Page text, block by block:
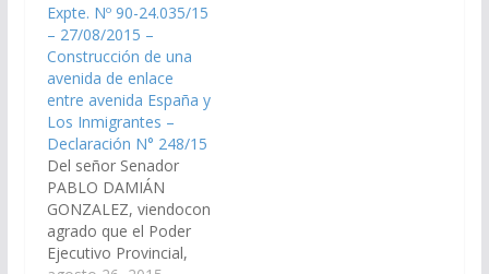
Expte. Nº 90-24.035/15
– 27/08/2015 –
Construcción de una
avenida de enlace
entre avenida España y
Los Inmigrantes –
Declaración N° 248/15
Del señor Senador
PABLO DAMIÁN
GONZALEZ, viendocon
agrado que el Poder
Ejecutivo Provincial,